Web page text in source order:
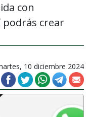
con
podrás crear
10 diciembre 2024